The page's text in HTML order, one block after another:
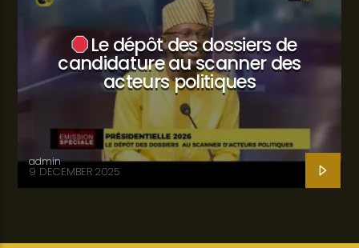
Le dépôt des dossiers de
candidature au scanner des
acteurs politiques
admin
9 DECEMBER 2025